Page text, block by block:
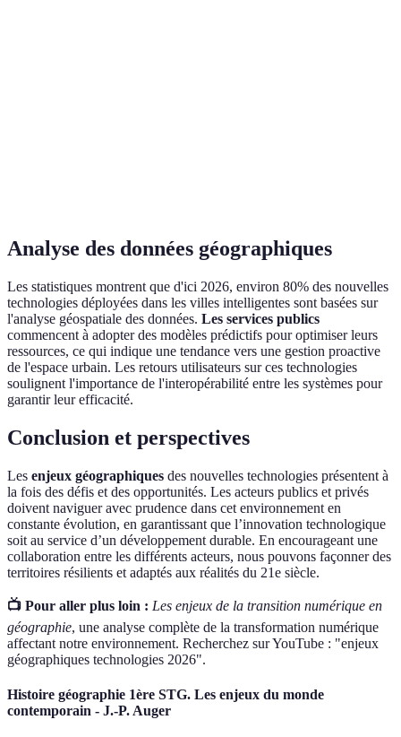
Analyse des données géographiques
Les statistiques montrent que d'ici 2026, environ 80% des nouvelles
technologies déployées dans les villes intelligentes sont basées sur
l'analyse géospatiale des données. Les services publics
commencent à adopter des modèles prédictifs pour optimiser leurs
ressources, ce qui indique une tendance vers une gestion proactive
de l'espace urbain. Les retours utilisateurs sur ces technologies
soulignent l'importance de l'interopérabilité entre les systèmes pour
garantir leur efficacité.
Conclusion et perspectives
Les enjeux géographiques des nouvelles technologies présentent à
la fois des défis et des opportunités. Les acteurs publics et privés
doivent naviguer avec prudence dans cet environnement en
constante évolution, en garantissant que l’innovation technologique
soit au service d’un développement durable. En encourageant une
collaboration entre les différents acteurs, nous pouvons façonner des
territoires résilients et adaptés aux réalités du 21e siècle.
📺 Pour aller plus loin : Les enjeux de la transition numérique en
géographie, une analyse complète de la transformation numérique
affectant notre environnement. Recherchez sur YouTube : "enjeux
géographiques technologies 2026".
Histoire géographie 1ère STG. Les enjeux du monde
contemporain - J.-P. Auger